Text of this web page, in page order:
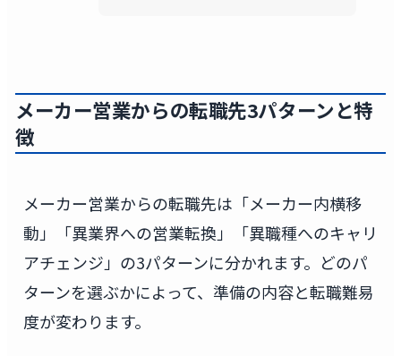
メーカー営業からの転職先3パターンと特
徴
メーカー営業からの転職先は「メーカー内横移
動」「異業界への営業転換」「異職種へのキャリ
アチェンジ」の3パターンに分かれます。どのパ
ターンを選ぶかによって、準備の内容と転職難易
度が変わります。